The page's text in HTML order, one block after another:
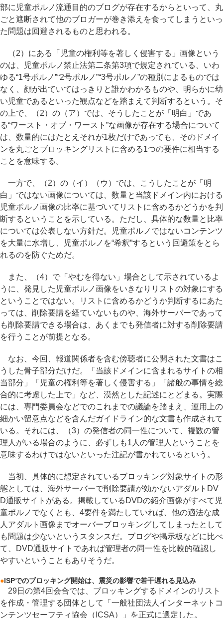
部に児童ポルノ流通目的のブログが存在するからといって、丸
ごと遮断されて他のブロガーが巻き添えを食ってしまうといっ
た問題は回避されるものと思われる。
（2）にある「児童の権利等を著しく侵害する」画像という
のは、児童ポルノ禁止法第二条第3項で規定されている、いわ
ゆる“1号ポルノ”“2号ポルノ”“3号ポルノ”の種別によるものでは
なく、顔が出ていてはっきりと誰かわかるものや、明らかに幼
い児童であるといった観点などを踏まえて判断するという。そ
の上で、（2）の（ア）では、そうしたことが「明白」であ
る“ワースト・オブ・ワースト”な画像が存在する場合について
は、数量的にはたとえそれが1枚だけであっても、そのドメイ
ンを丸ごとブロッキングリストに含める1つの要件に相当する
ことを意味する。
一方で、（2）の（イ）（ウ）では、こうしたことが「明
白」ではない画像については、数量と当該ドメイン内における
児童ポルノ画像の比率に基づいてリストに含めるかどうかを判
断するということを示している。ただし、具体的な数量と比率
については公表しない方針だ。児童ポルノではないコンテンツ
を大量に水増し、児童ポルノを“希釈”するという回避策をとら
れるのを防ぐためだ。
また、（4）で「やむを得ない」場合として示されているよ
うに、発見した児童ポルノ画像をいきなりリストの対象にする
ということではない。リストに含めるかどうか判断するにあた
っては、削除要請を経ていないものや、海外サーバーであって
も削除要請できる場合は、あくまでも発信者に対する削除要請
を行うことが前提となる。
なお、今回、報道関係者を含む傍聴者に公開された文書はこ
うした骨子部分だけだ。「当該ドメインに含まれるサイトの相
当部分」「児童の権利等を著しく侵害する」「諸般の事情を総
合的に考慮した上で」など、漠然とした記述にとどまる。実際
には、専門委員会などでのこれまでの議論を踏まえ、運用上の
細かい留意点などを含んだガイドライン的な文書も作成されて
いる。それには、（3）の発信者の同一性について、複数の管
理人がいる場合のように、必ずしも1人の管理人ということを
意味するわけではないといった注記が書かれているという。
当初、具体的に想定されているブロッキング対象サイトの形
態としては、海外サーバーで削除要請が効かないアダルトDV
D通販サイトがある。掲載しているDVDの紹介画像がすべて児
童ポルノでなくとも、4要件を満たしていれば、他の適法な成
人アダルト画像までオーバーブロッキングしてしまったとして
も問題は少ないというスタンスだ。ブログや掲示板などに比べ
て、DVD通販サイトであれば管理者の同一性を比較的確認し
やすいということもありそうだ。
●ISPでのブロッキング開始は、震災の影響で若干遅れる見込み
29日の第4回会合では、ブロッキングするドメインのリスト
を作成・管理する団体として「一般社団法人インターネットコ
ンテンツセーフティ協会（ICSA）」を正式に選定した。